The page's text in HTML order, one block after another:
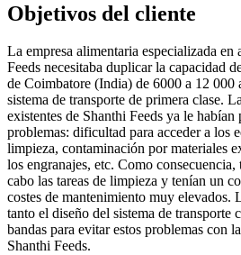
Objetivos del cliente
La empresa alimentaria especializada en
Feeds necesitaba duplicar la capacidad
de Coimbatore (India) de 6000 a 12 000
sistema de transporte de primera clase.
existentes de Shanthi Feeds ya le habían
problemas: dificultad para acceder a los
limpieza, contaminación por materiales
los engranajes, etc. Como
cabo las tareas de limpieza y tenían un
costes de mantenimiento muy elevados.
tanto el diseño del sistema de transporte
bandas para evitar estos problemas con
Shanthi Feeds.